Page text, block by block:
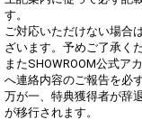
す。
ご対応いただけない場合
ざいます。予めご了承く
またSHOWROOM公式ア
へ連絡内容のご報告を必
万が一、特典獲得者が辞
が移行されます。